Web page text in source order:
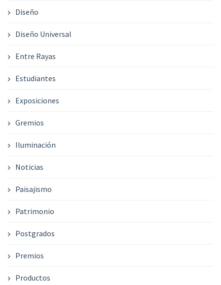
Diseño
Diseño Universal
Entre Rayas
Estudiantes
Exposiciones
Gremios
Iluminación
Noticias
Paisajismo
Patrimonio
Postgrados
Premios
Productos